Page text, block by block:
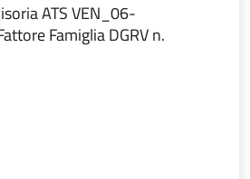
ATS VEN_06-
Famiglia DGRV n.